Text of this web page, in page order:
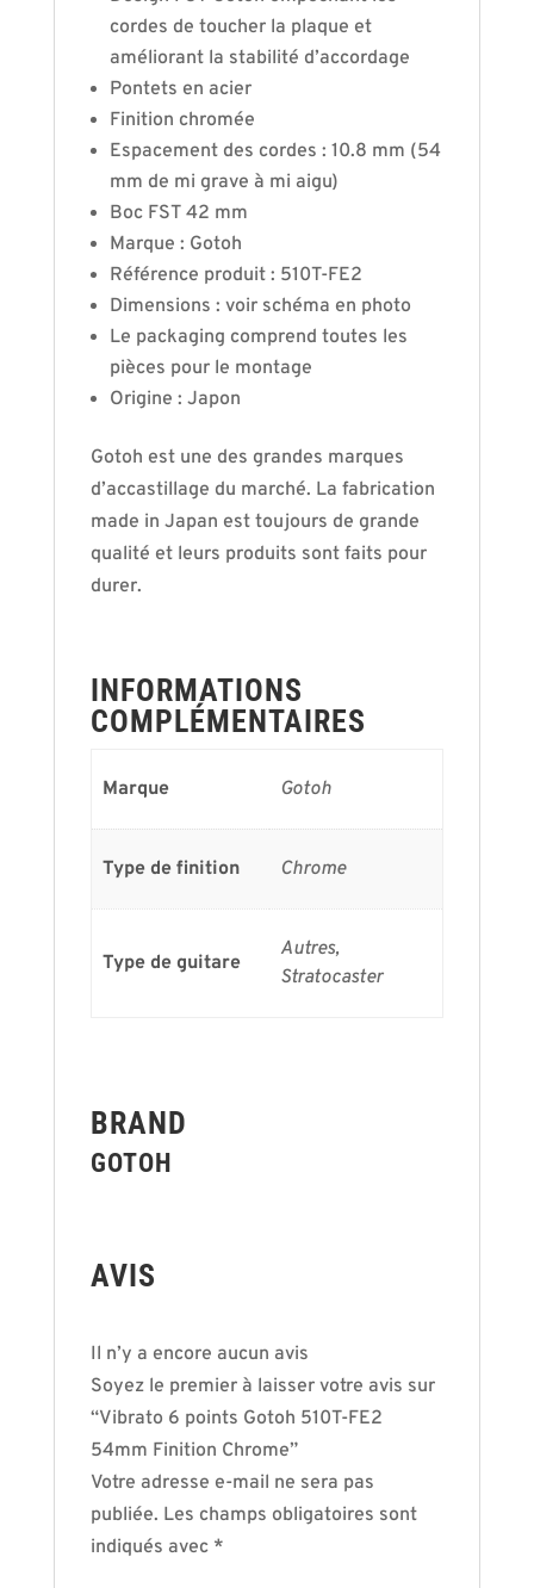
cordes de toucher la plaque et
améliorant la stabilité d’accordage
Pontets en acier
Finition chromée
Espacement des cordes : 10.8 mm (54
mm de mi grave à mi aigu)
Boc FST 42 mm
Marque : Gotoh
Référence produit : 510T-FE2
Dimensions : voir schéma en photo
Le packaging comprend toutes les
pièces pour le montage
Origine : Japon
Gotoh est une des grandes marques
d’accastillage du marché. La fabrication
made in Japan est toujours de grande
qualité et leurs produits sont faits pour
durer.
INFORMATIONS
COMPLÉMENTAIRES
Marque Gotoh
Type de finition Chrome
Type de guitare
Autres,
Stratocaster
BRAND
GOTOH
AVIS
Il n’y a encore aucun avis
Soyez le premier à laisser votre avis sur
“Vibrato 6 points Gotoh 510T-FE2
54mm Finition Chrome”
Votre adresse e-mail ne sera pas
publiée. Les champs obligatoires sont
indiqués avec *